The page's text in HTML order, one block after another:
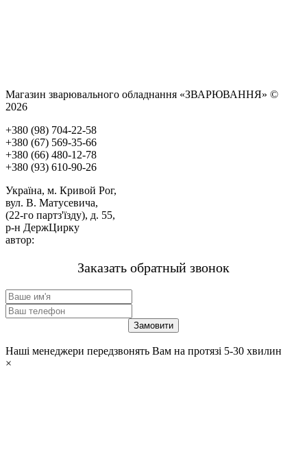
Магазин зварювального обладнання «ЗВАРЮВАННЯ» ©
2026
+380 (98) 704-22-58
+380 (67) 569-35-66
+380 (66) 480-12-78
+380 (93) 610-90-26
Україна, м. Кривой Рог,
вул. В. Матусевича,
(22-го партз'їзду), д. 55,
р-н ДержЦирку
автор:
Заказать обратный звонок
Наші менеджери передзвонять Вам на протязі 5-30 хвилин
×